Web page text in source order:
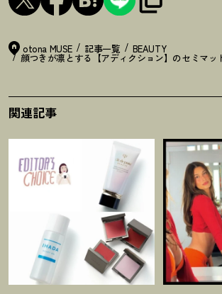
otona MUSE 記事一覧 BEAUTY
顔つきが凛とする【アディクション】のセミマ
関連記事